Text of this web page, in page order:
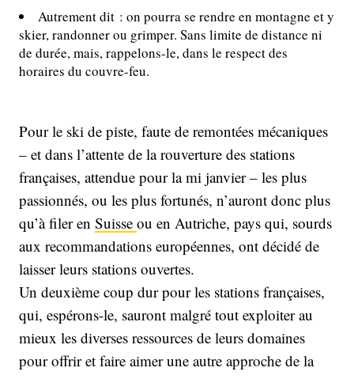
Autrement dit : on pourra se rendre en montagne et y
skier, randonner ou grimper. Sans limite de distance ni
de durée, mais, rappelons-le, dans le respect des
horaires du couvre-feu.
Pour le ski de piste, faute de remontées mécaniques
– et dans l’attente de la rouverture des stations
françaises, attendue pour la mi janvier – les plus
passionnés, ou les plus fortunés, n’auront donc plus
qu’à filer en Suisse ou en Autriche, pays qui, sourds
aux recommandations européennes, ont décidé de
laisser leurs stations ouvertes.
Un deuxième coup dur pour les stations françaises,
qui, espérons-le, sauront malgré tout exploiter au
mieux les diverses ressources de leurs domaines
pour offrir et faire aimer une autre approche de la